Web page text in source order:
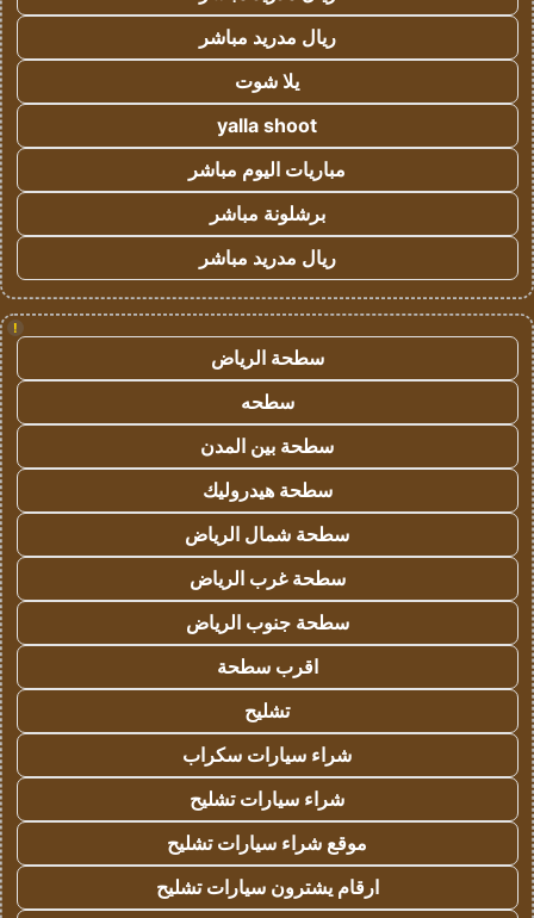
ريال مدريد مباشر
يلا شوت
yalla shoot
مباريات اليوم مباشر
برشلونة مباشر
ريال مدريد مباشر
!
سطحة الرياض
سطحه
سطحة بين المدن
سطحة هيدروليك
سطحة شمال الرياض
سطحة غرب الرياض
سطحة جنوب الرياض
اقرب سطحة
تشليح
شراء سيارات سكراب
شراء سيارات تشليح
موقع شراء سيارات تشليح
ارقام يشترون سيارات تشليح